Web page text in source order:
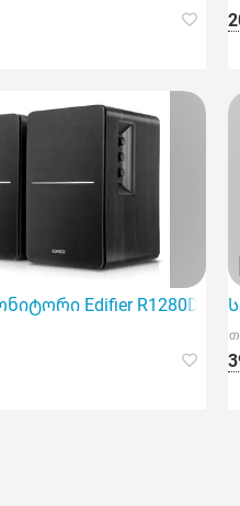
მიღების ხმის
Edifier R1280DBs